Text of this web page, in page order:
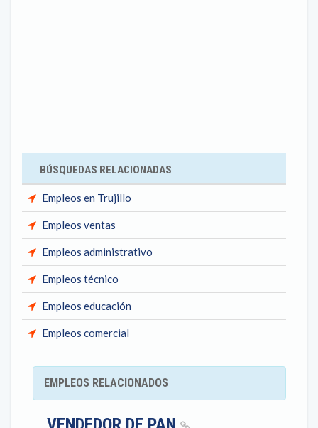
BÚSQUEDAS RELACIONADAS
Empleos en Trujillo
Empleos ventas
Empleos administrativo
Empleos técnico
Empleos educación
Empleos comercial
EMPLEOS RELACIONADOS